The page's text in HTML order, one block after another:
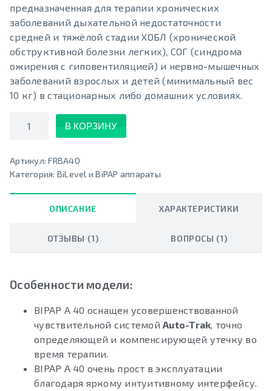
предназначенная для терапии хронических
заболеваний дыхательной недостаточности
средней и тяжёлой стадии ХОБЛ (хронической
обструктивной болезни легких), СОГ (синдрома
ожирения с гиповентиляцией) и нервно-мышечных
заболеваний взрослых и детей (минимальный вес
10 кг) в стационарных либо домашних условиях.
Количество
В КОРЗИНУ
Артикул:FRBA40
Категория: BiLevel и BiPAP аппараты
ОПИСАНИЕ ХАРАКТЕРИСТИКИ
ОТЗЫВЫ (1) ВОПРОСЫ (1)
Особенности модели:
BIPAP A 40 оснащен усовершенствованной
чувствительной системой Auto-Trak, точно
определяющей и компенсирующей утечку во
время терапии.
BIPAP A 40 очень прост в эксплуатации
благодаря яркому интуитивному интерфейсу.